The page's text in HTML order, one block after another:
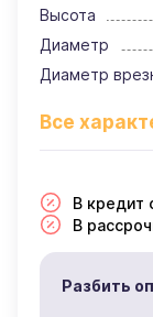
Высота
Диаметр
Диаметр
В кредит
В
Разбить